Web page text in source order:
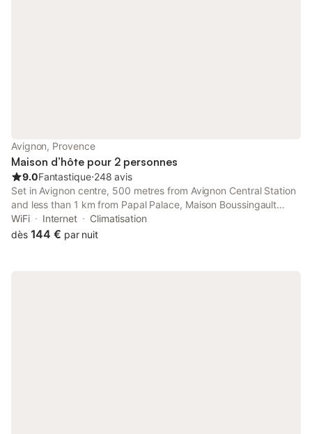
Avignon, Provence
Maison d’hôte pour 2 personnes
9.0Fantastique⋅248 avis
Set in Avignon centre, 500 metres from Avignon Central Station
and less than 1 km from Papal Palace, Maison Boussingault
offers accommodation with free WiFi and a terrace. This
recently renovated guest house is located 4.
WiFi Internet
Climatisation
dès 144 € par nuit